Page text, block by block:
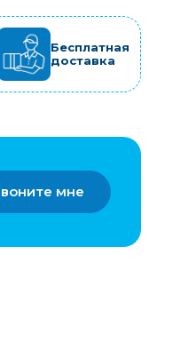
Бесплатная
доставка
мне